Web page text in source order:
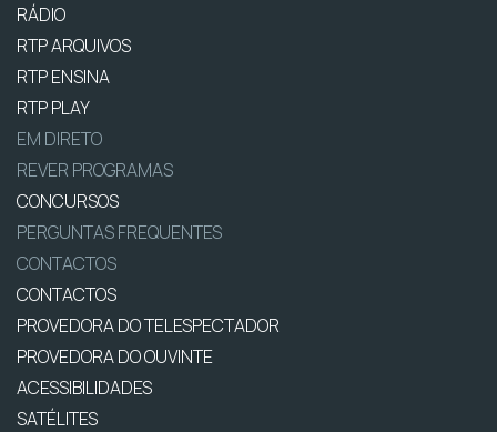
RÁDIO
RTP ARQUIVOS
RTP ENSINA
RTP PLAY
EM DIRETO
REVER PROGRAMAS
CONCURSOS
PERGUNTAS FREQUENTES
CONTACTOS
CONTACTOS
PROVEDORA DO TELESPECTADOR
PROVEDORA DO OUVINTE
ACESSIBILIDADES
SATÉLITES